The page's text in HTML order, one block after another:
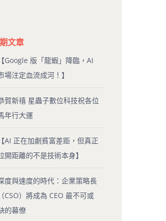
文章
【Google 版「龍蝦」降臨，AI
場注定血流成河！】
賀新禧 星蟲子數位科技祝各位
年行大運
【AI 正在加劇貧富差距，但真正
開距離的不是技術本身】
度與速度的時代：企業策略長
（CSO）將成為 CEO 最不可或
的幕僚